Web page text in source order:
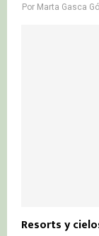
Por Marta Gasca
Resorts y